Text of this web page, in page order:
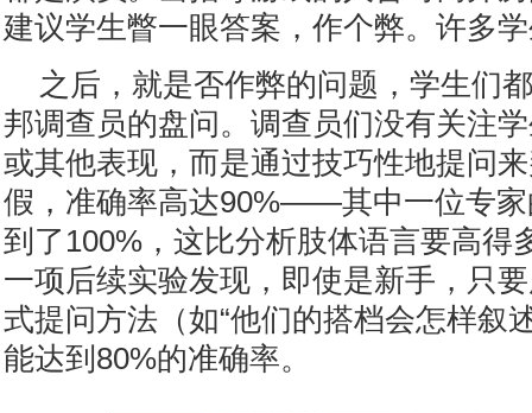
建议学生瞥一眼答案，作个弊。许多
之后，就是否作弊的问题，学生们
邦调查员的盘问。调查员们没有关注
或其他表现，而是通过技巧性地提问
假，准确率高达90%——其中一位专家
到了100%，这比分析肢体语言要高得
一项后续实验发现，即使是新手，只
式提问方法（如“他们的搭档会怎样叙
能达到80%的准确率。